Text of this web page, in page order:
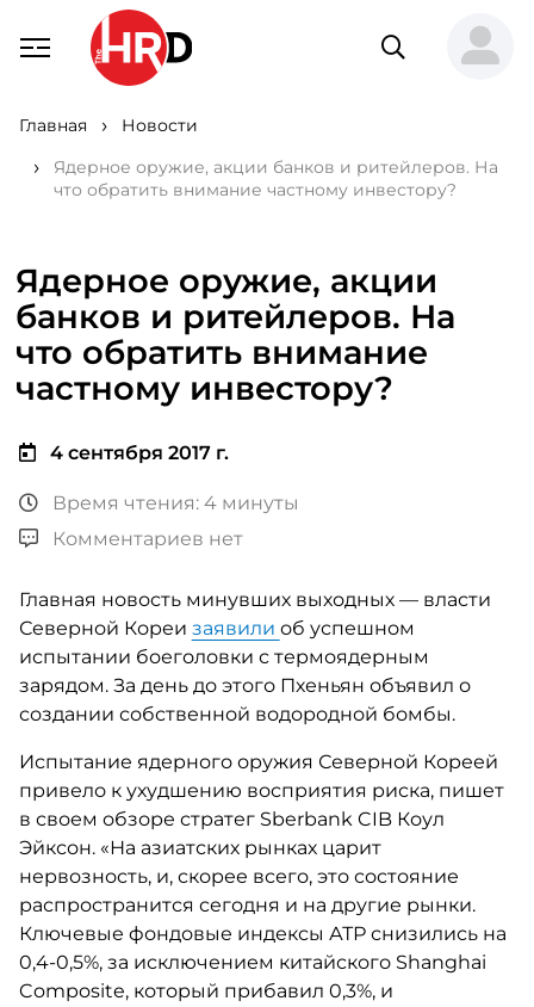
Главная
Новости
Ядерное оружие, акции банков и ритейлеров. На
что обратить внимание частному инвестору?
Ядерное оружие, акции
банков и ритейлеров. На
что обратить внимание
частному инвестору?
4 сентября 2017 г.
Время чтения: 4 минуты
Комментариев нет
Главная новость минувших выходных — власти
Северной Кореи заявили об успешном
испытании боеголовки с термоядерным
зарядом. За день до этого Пхеньян объявил о
создании собственной водородной бомбы.
Испытание ядерного оружия Северной Кореей
привело к ухудшению восприятия риска, пишет
в своем обзоре стратег Sberbank CIB Коул
Эйксон. «На азиатских рынках царит
нервозность, и, скорее всего, это состояние
распространится сегодня и на другие рынки.
Ключевые фондовые индексы АТР снизились на
0,4-0,5%, за исключением китайского Shanghai
Composite, который прибавил 0,3%, и